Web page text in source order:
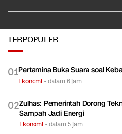
TERPOPULER
01Pertamina Buka Suara soal
Ekonomi •dalam 6 jam
02Zulhas: Pemerintah Dorong
Sampah Jadi Energi
Ekonomi •dalam 5 jam